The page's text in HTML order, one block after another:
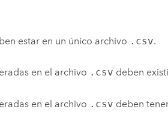
estar en un único archivo .csv.
en el archivo .csv deben
en el archivo .csv deben